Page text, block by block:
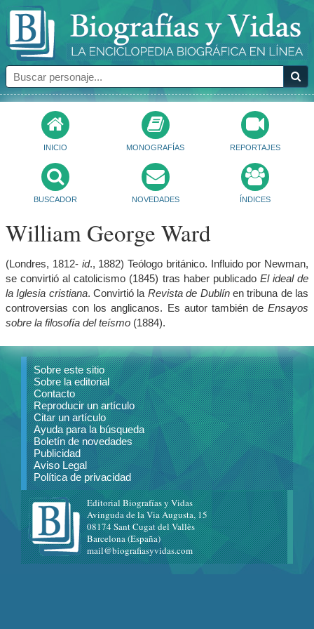
INICIO MONOGRAFÍAS REPORTAJES
BUSCADOR NOVEDADES ÍNDICES
William George Ward
(Londres, 1812-id., 1882) Teólogo británico. Influido por Newman,
se convirtió al catolicismo (1845) tras haber publicado El ideal de
la Iglesia cristiana. Convirtió la Revista de Dublínen tribuna de las
controversias con los anglicanos. Es autor también de Ensayos
sobre la filosofía del teísmo (1884).
Sobre este sitio
Sobre la editorial
Contacto
Reproducir un artículo
Citar un artículo
Ayuda para la búsqueda
Boletín de novedades
Publicidad
Aviso Legal
Política de privacidad
Editorial Biografías y Vidas
Avinguda de la Via Augusta, 15
08174 Sant Cugat del Vallès
Barcelona (España)
mail@biografiasyvidas.com